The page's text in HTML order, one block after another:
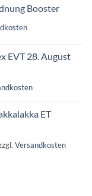
Booster
EVT 28. August
ET
Versandkosten